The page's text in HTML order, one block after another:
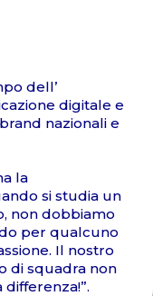
dell’
digitale e
nazionali e
la
si studia un
non dobbiamo
per qualcuno
Il nostro
di squadra non